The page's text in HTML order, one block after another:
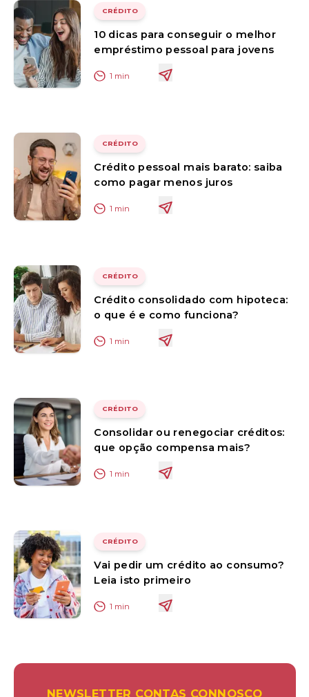
CRÉDITO
10 dicas para conseguir o melhor
empréstimo pessoal para jovens
1 min
CRÉDITO
Crédito pessoal mais barato: saiba
como pagar menos juros
1 min
CRÉDITO
Crédito consolidado com hipoteca:
o que é e como funciona?
1 min
CRÉDITO
Consolidar ou renegociar créditos:
que opção compensa mais?
1 min
CRÉDITO
Vai pedir um crédito ao consumo?
Leia isto primeiro
1 min
NEWSLETTER CONTAS CONNOSCO